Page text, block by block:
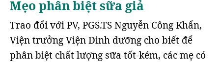
Mẹo phân biệt sữa giả
Trao đổi với PV, PGS.TS Nguyễn Công Khẩn,
Viện trưởng Viện Dinh dưỡng cho biết để
phân biệt chất lượng sữa tốt-kém, các mẹ có